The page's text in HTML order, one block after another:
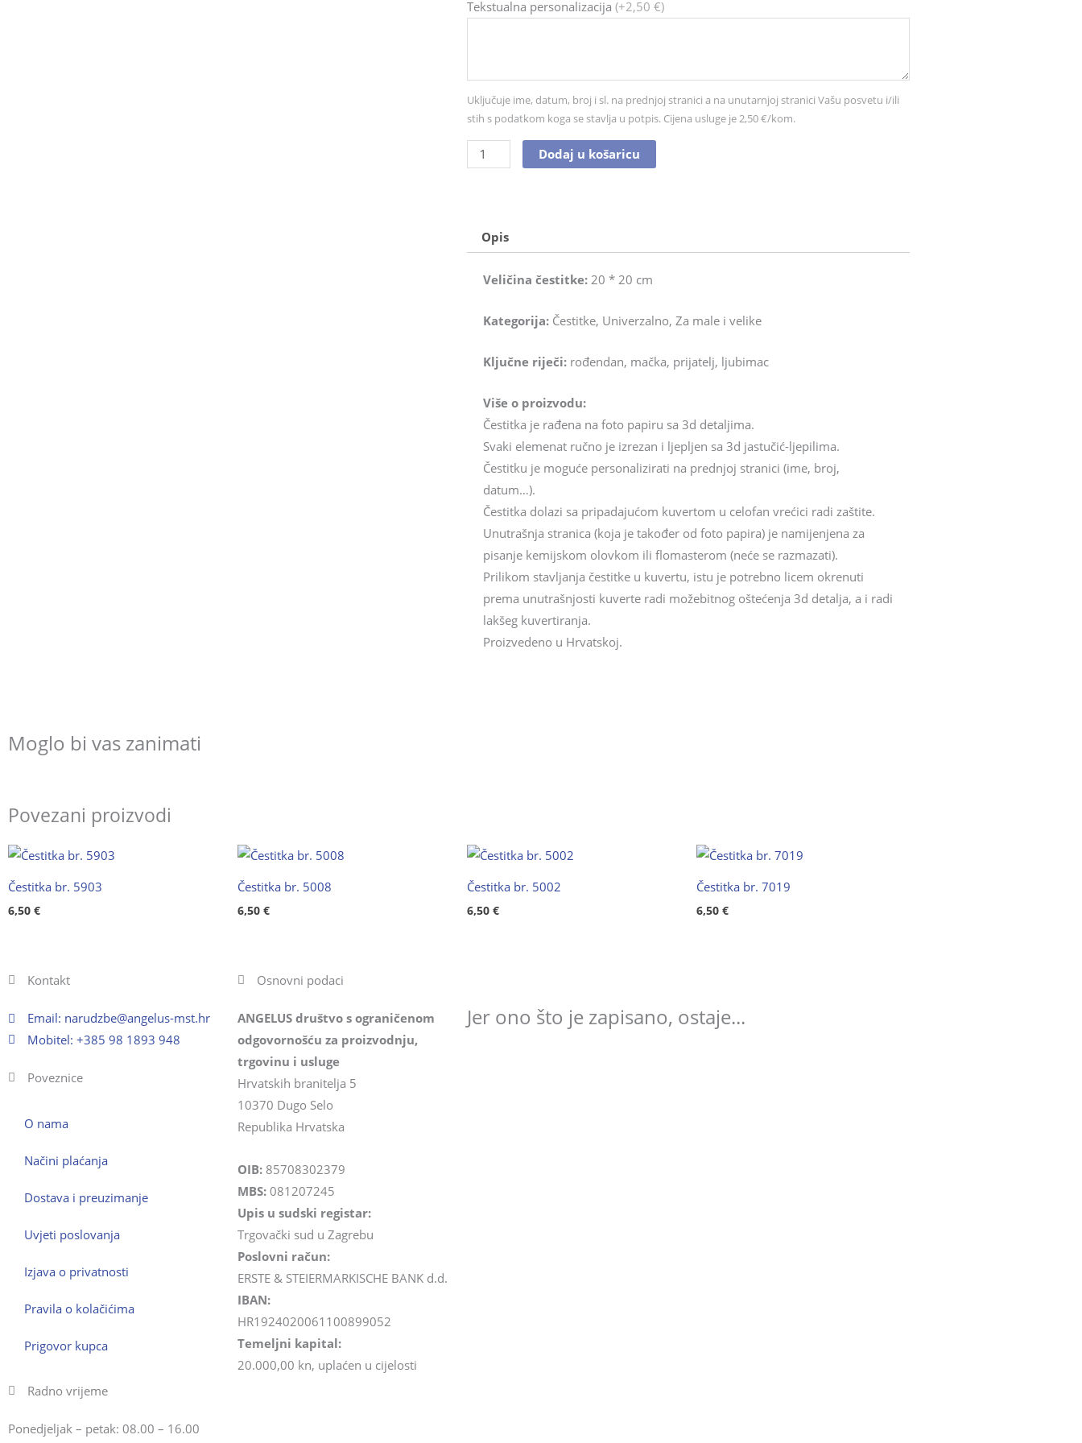
Tekstualna personalizacija (+2,50 €)
Uključuje ime, datum, broj i sl. na prednjoj stranici a na unutarnjoj stranici Vašu posvetu i/ili
stih s podatkom koga se stavlja u potpis. Cijena usluge je 2,50 €/kom.
Čestitka
Dodaj u košaricu
Opis
Veličina čestitke: 20 * 20 cm
Kategorija: Čestitke, Univerzalno, Za male i velike
Ključne riječi: rođendan, mačka, prijatelj, ljubimac
Više o proizvodu:
Čestitka je rađena na foto papiru sa 3d detaljima.
Svaki elemenat ručno je izrezan i ljepljen sa 3d jastučić-ljepilima.
Čestitku je moguće personalizirati na prednjoj stranici (ime, broj,
datum…).
Čestitka dolazi sa pripadajućom kuvertom u celofan vrećici radi zaštite.
Unutrašnja stranica (koja je također od foto papira) je namijenjena za
pisanje kemijskom olovkom ili flomasterom (neće se razmazati).
Prilikom stavljanja čestitke u kuvertu, istu je potrebno licem okrenuti
prema unutrašnjosti kuverte radi možebitnog oštećenja 3d detalja, a i radi
lakšeg kuvertiranja.
Proizvedeno u Hrvatskoj.
Moglo bi vas zanimati
Povezani proizvodi
Čestitka br. 5903
6,50 €
Čestitka br. 5008
6,50 €
Čestitka br. 5002
6,50 €
Čestitka br. 7019
6,50 €
Kontakt
Email: rh.tsm-sulegna
@ebzduran
Mobitel: +385 98 1893 948
Poveznice
O nama
Načini plaćanja
Dostava i preuzimanje
Uvjeti poslovanja
Izjava o privatnosti
Pravila o kolačićima
Prigovor kupca
Radno vrijeme
Ponedjeljak – petak: 08.00 – 16.00
Osnovni podaci
ANGELUS društvo s ograničenom
odgovornošću za proizvodnju,
trgovinu i usluge
Hrvatskih branitelja 5
10370 Dugo Selo
Republika Hrvatska
OIB: 85708302379
MBS: 081207245
Upis u sudski registar:
Trgovački sud u Zagrebu
Poslovni račun:
ERSTE & STEIERMARKISCHE BANK d.d.
IBAN:
HR1924020061100899052
Temeljni kapital:
20.000,00 kn, uplaćen u cijelosti
Jer ono što je zapisano, ostaje...